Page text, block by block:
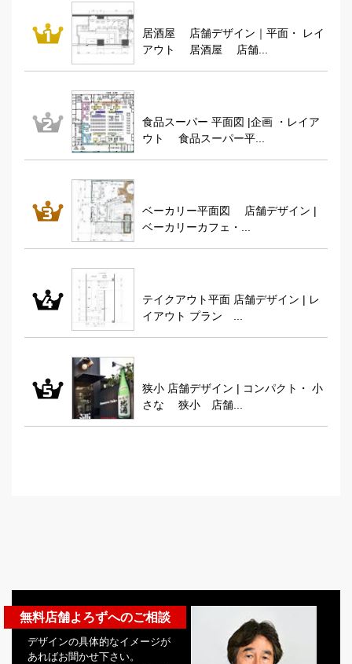
居酒屋 店舗デザイン｜平面・ レイ
アウト 居酒屋 店舗...
食品スーパー 平面図 |企画 ・レイア
ウト 食品スーパー平...
ベーカリー平面図 店舗デザイン |
ベーカリーカフェ・...
テイクアウト平面 店舗デザイン | レ
イアウト プラン ...
狭小 店舗デザイン | コンパクト・ 小
さな 狭小 店舗...
無料店舗よろずへのご相談
デザインの具体的なイメージが
あればお聞かせ下さい。